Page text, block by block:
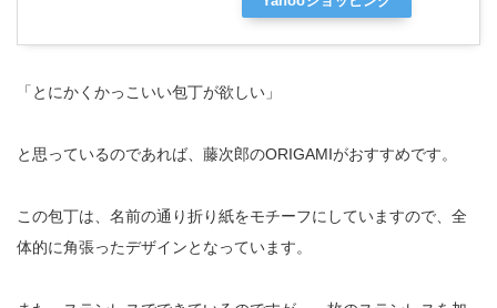
「とにかくかっこいい包丁が欲しい」
と思っているのであれば、藤次郎のORIGAMIがおすすめです。
この包丁は、名前の通り折り紙をモチーフにしていますので、全
体的に角張ったデザインとなっています。